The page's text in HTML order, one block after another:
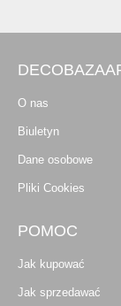
O nas
Biuletyn
Dane osobowe
Pliki Cookies
POMOC
Jak kupować
Jak sprzedawać